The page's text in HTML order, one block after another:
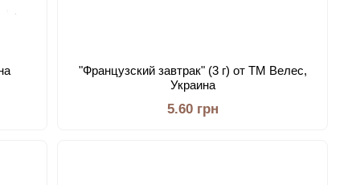
"Французский завтрак" (3 г) от ТМ Велес,
Украина
5.60 грн